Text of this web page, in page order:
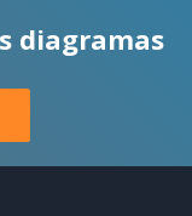
diagramas